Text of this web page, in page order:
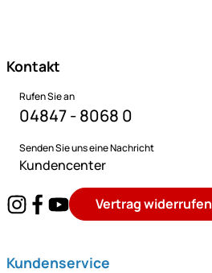
Kontakt
Rufen Sie an
04847 - 8068 0
Senden Sie uns eine Nachricht
Kundencenter
Vertrag widerrufen
Kundenservice